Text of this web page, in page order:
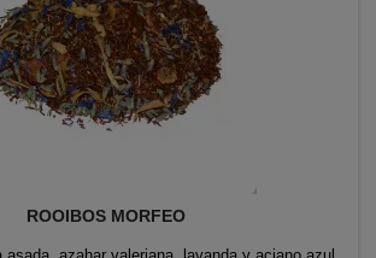
ROOIBOS MORFEO